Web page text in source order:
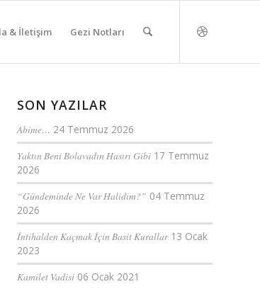
& İletişim Gezi Notları
SON YAZILAR
Abime… 24 Temmuz 2026
Yaktın Beni Bolavadın Hasırı Gibi 17 Temmuz
2026
“Gündeminde Ne Var Halidim?” 04 Temmuz
2026
İntihalden Kaçmak İçin Basit Kurallar 13 Ocak
2023
Kamilet Vadisi 06 Ocak 2021